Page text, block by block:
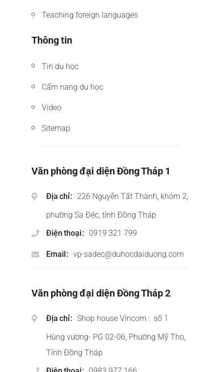
Teaching foreign languages
Thông tin
Tin du học
Cẩm nang du học
Video
Sitemap
Văn phòng đại diện Đồng Tháp 1
Địa chỉ
226 Nguyễn Tất Thành, khóm 2,
phường Sa Đéc, tỉnh Đồng Tháp
Điện thoại
0919 321 799
Email vp-sadec@duhocdaiduong.com
Văn phòng đại diện Đồng Tháp 2
Địa chỉ
Shop house Vincom : số 1
Hùng vương- PG 02-06, Phường Mỹ Tho,
Tỉnh Đồng Tháp